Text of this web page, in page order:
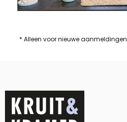
* Alleen voor nieuwe aanmeldingen